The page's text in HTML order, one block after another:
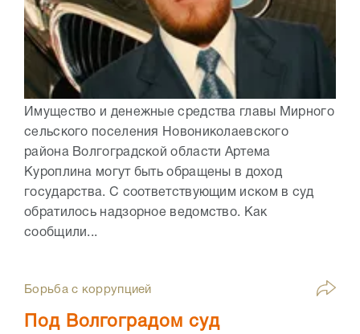
Имущество и денежные средства главы Мирного
сельского поселения Новониколаевского
района Волгоградской области Артема
Куроплина могут быть обращены в доход
государства. С соответствующим иском в суд
обратилось надзорное ведомство. Как
сообщили...
Борьба с коррупцией
Под Волгоградом суд